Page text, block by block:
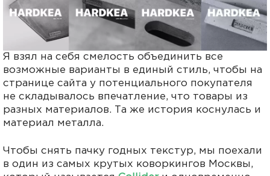
Я взял на себя смелость объединить все
возможные варианты в единый стиль, чтобы на
странице сайта у потенциального покупателя
не складывалось впечатление, что товары из
разных материалов. Та же история коснулась и
материал металла.
Чтобы снять пачку годных текстур, мы поехали
в один из самых крутых коворкингов Москвы,